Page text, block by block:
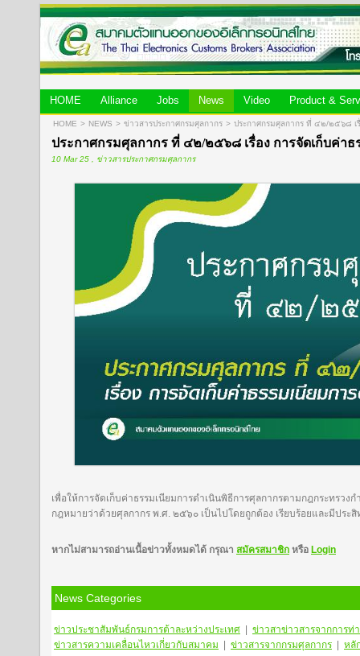
HOME Alliance Jobs News Video Product &
HOME > NEWS > ข่าวสารประกาศกรมศุลกากร > ประกาศกรมศุลกากร ที่ ๔๒/๒๕๖๘ เ
ประกาศกรมศุลกากร ที่ ๔๒/๒๕๖๘ เรื่อง การจัดเก็บค่า
10 Mar 25 , ข่าวสารประกาศกรมศุลกากร
เพื่อให้การจัดเก็บค่าธรรมเนียมการดำเนินพิธีการศุลกากรตามกฎกระทรวง
กฎหมายว่าด้วยศุลกากร พ.ศ. ๒๕๖๐ เป็นไปโดยถูกต้อง เรียบร้อยและมีประ
หากไม่สามารถอ่านเนื้อข่าวทั้งหมดได้ กรุณา สมัครสมาชิก หรือ Login
News Categories
ข่าวประชาสัมพันธ์กรมการต้าละหว่างประเทศ ข่าวสาข่าวสารจากการท่
ข่าวสารความเคลื่อนไหวเกี่ยวกับสมาคม
ข่าวสารจากกรมศุลกากร หลั